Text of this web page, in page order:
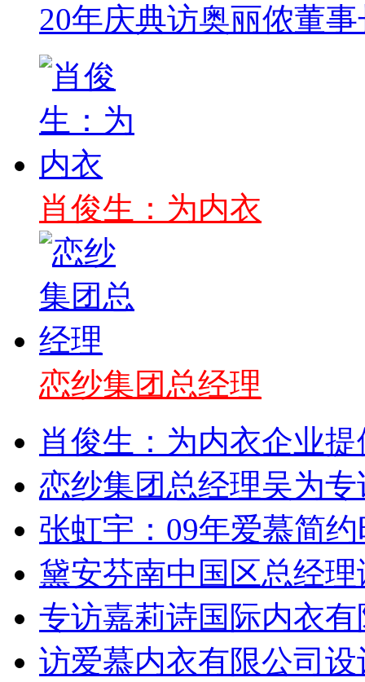
20年庆典访奥丽侬董
肖俊生：为内衣
恋纱集团总经理
肖俊生：为内衣企业
恋纱集团总经理吴为
张虹宇：09年爱慕简
黛安芬南中国区总经
专访嘉莉诗国际内衣
访爱慕内衣有限公司